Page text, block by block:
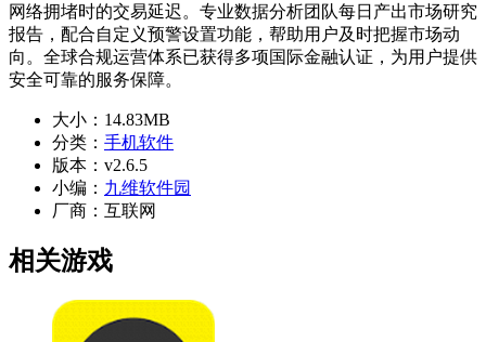
网络拥堵时的交易延迟。专业数据分析团队每日产出市场研究
报告，配合自定义预警设置功能，帮助用户及时把握市场动
向。全球合规运营体系已获得多项国际金融认证，为用户提供
安全可靠的服务保障。
大小： 14.83MB
分类： 手机软件
版本： v2.6.5
小编： 九维软件园
厂商： 互联网
相关游戏